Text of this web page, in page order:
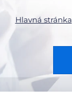
Hlavná stránka